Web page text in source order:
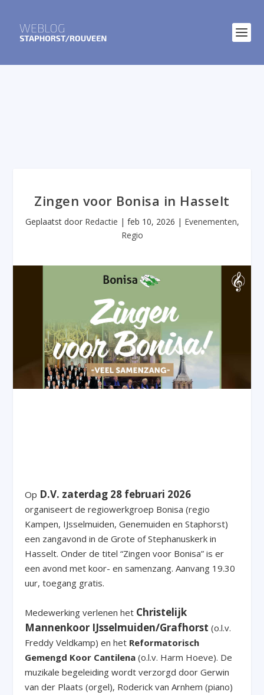
Zingen voor Bonisa in Hasselt
Geplaatst door Redactie | feb 10, 2026 | Evenementen,
Regio
Op D.V. zaterdag 28 februari 2026
organiseert de regiowerkgroep Bonisa (regio
Kampen, IJsselmuiden, Genemuiden en Staphorst)
een zangavond in de Grote of Stephanuskerk in
Hasselt. Onder de titel “Zingen voor Bonisa” is er
een avond met koor- en samenzang. Aanvang 19.30
uur, toegang gratis.
Medewerking verlenen het Christelijk
Mannenkoor IJsselmuiden/Grafhorst (o.l.v.
Freddy Veldkamp) en het Reformatorisch
Gemengd Koor Cantilena (o.l.v. Harm Hoeve). De
muzikale begeleiding wordt verzorgd door Gerwin
van der Plaats (orgel), Roderick van Arnhem (piano)